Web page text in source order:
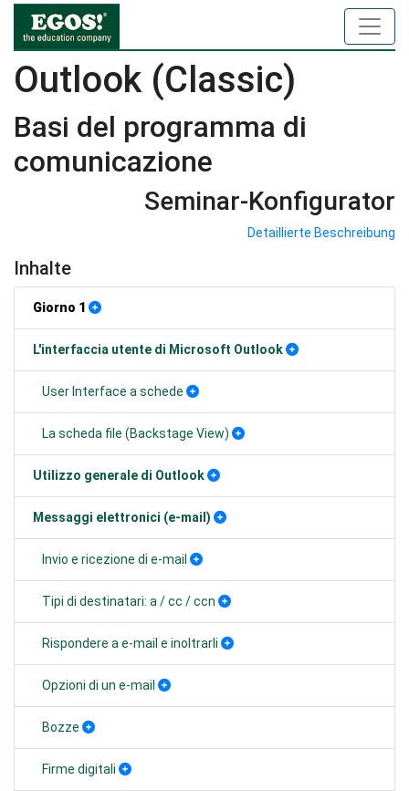
Outlook (Classic)
Basi del programma di
comunicazione
Seminar-Konfigurator
Detaillierte Beschreibung
Inhalte
Giorno 1
L'interfaccia utente di Microsoft Outlook
User Interface a schede
La scheda file (Backstage View)
Utilizzo generale di Outlook
Messaggi elettronici (e-mail)
Invio e ricezione di e-mail
Tipi di destinatari: a / cc / ccn
Rispondere a e-mail e inoltrarli
Opzioni di un e-mail
Bozze
Firme digitali